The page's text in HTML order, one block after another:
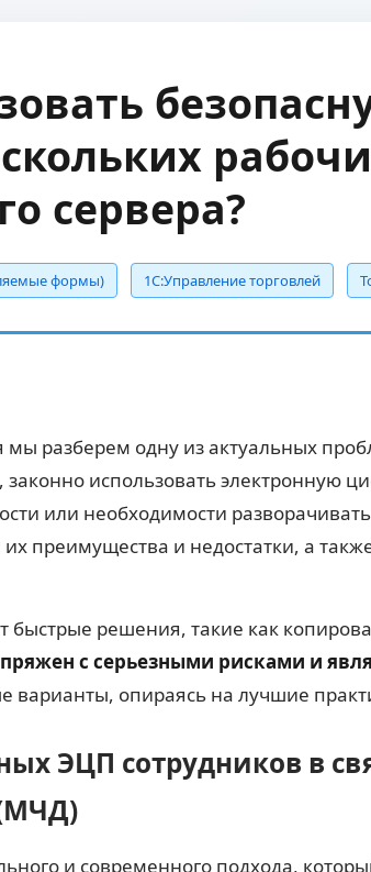
сервера?
формы) 1С:Управление торговлей
мы разберем одну из актуальных
законно использовать электронную
или необходимости
преимущества и недостатки, а
быстрые решения, такие как
с серьезными рисками и
варианты, опираясь на лучшие
ЭЦП сотрудников в
и современного подхода,